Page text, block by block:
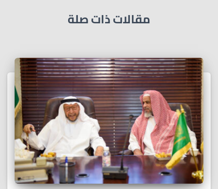
مقالات ذات صلة